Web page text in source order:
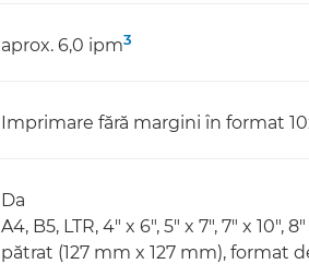
aprox. 6,0 ipm3
Imprimare fără margini în format
Da
A4, B5, LTR, 4" x 6", 5" x 7", 7" x
pătrat (127 mm x 127 mm), format